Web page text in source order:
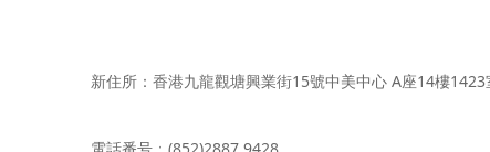
新住所：香港九龍觀塘興業街15號中美中心 A座14樓1423